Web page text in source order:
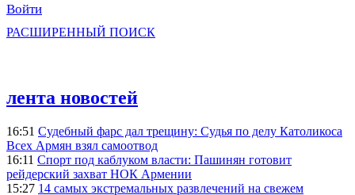
Войти
РАСШИРЕННЫЙ ПОИСК
лента новостей
16:51 Судебный фарс дал трещину: Судья по делу Католикоса
Всех Армян взял самоотвод
16:11 Спорт под каблуком власти: Пашинян готовит
рейдерский захват НОК Армении
15:27 14 самых экстремальных развлечений на свежем